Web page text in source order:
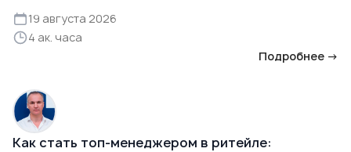
19 августа 2026
4 ак. часа
Подробнее →
Как стать топ-менеджером в ритейле: